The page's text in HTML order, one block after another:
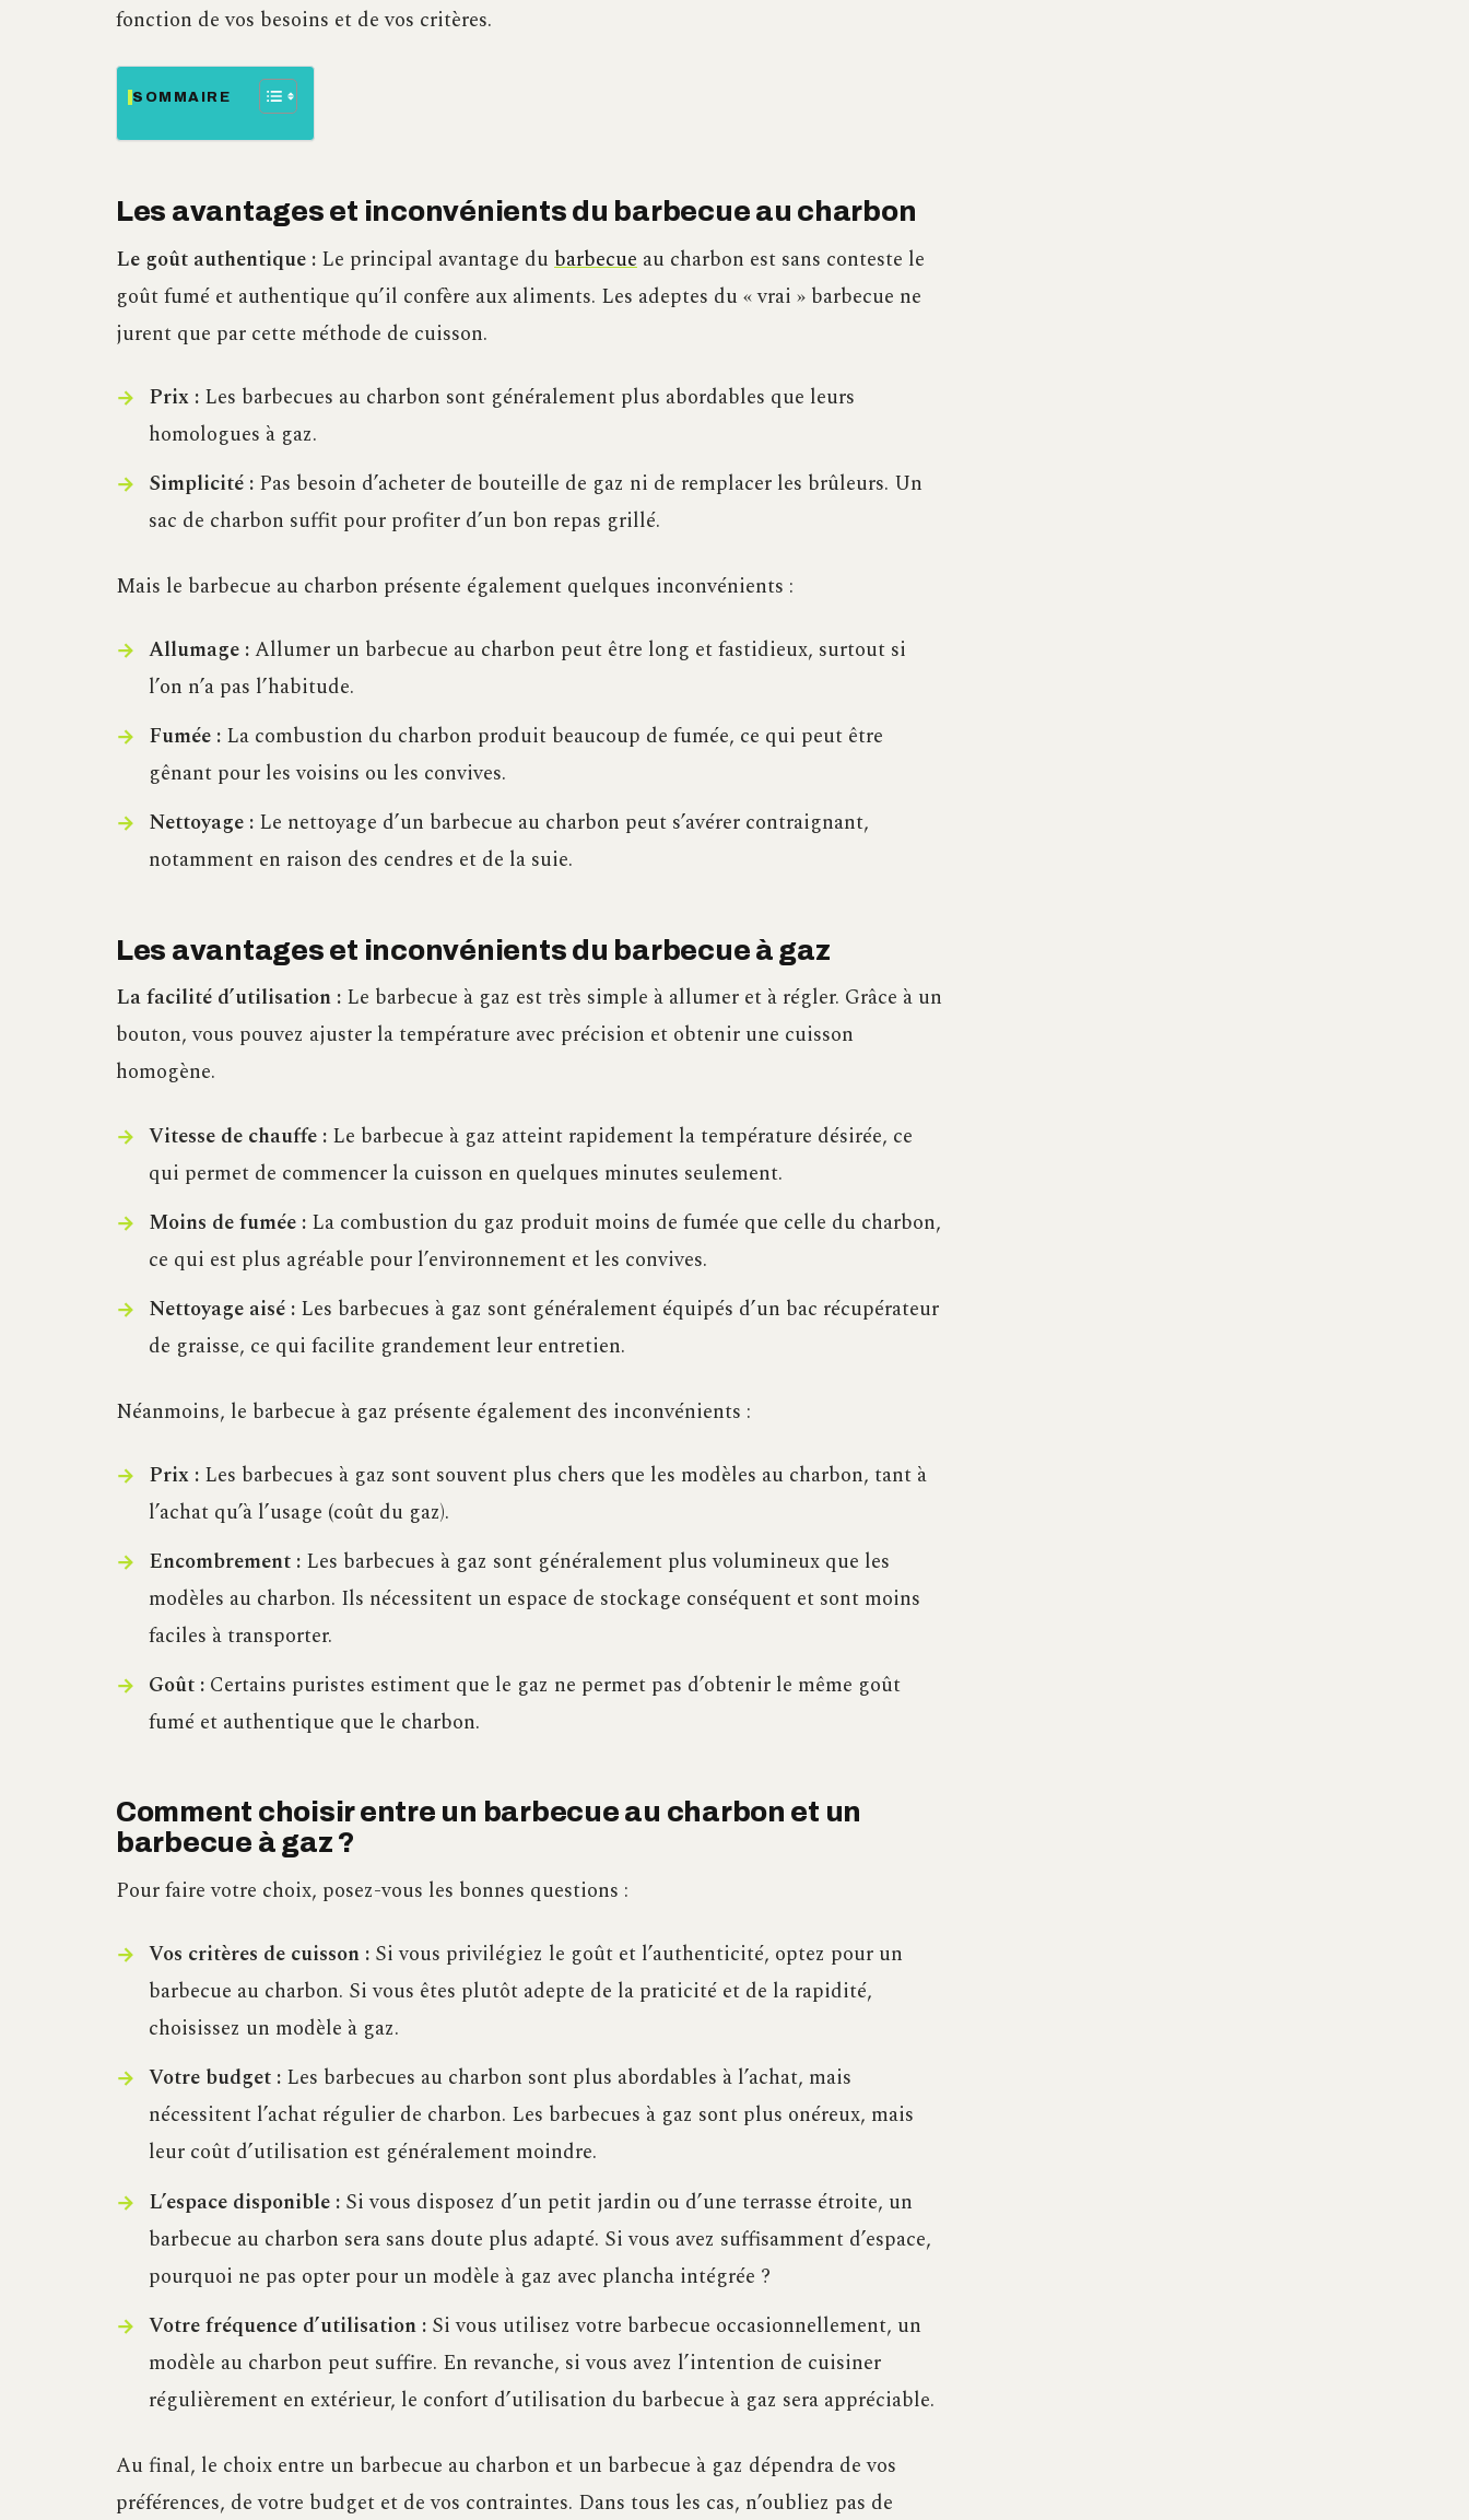
fonction de vos besoins et de vos critères.
SOMMAIRE
Les avantages et inconvénients du barbecue au charbon
Le goût authentique : Le principal avantage du barbecue au charbon est sans conteste le
goût fumé et authentique qu’il confère aux aliments. Les adeptes du « vrai » barbecue ne
jurent que par cette méthode de cuisson.
Prix :Les barbecues au charbon sont généralement plus abordables que leurs
homologues à gaz.
Simplicité :Pas besoin d’acheter de bouteille de gaz ni de remplacer les brûleurs. Un
sac de charbon suffit pour profiter d’un bon repas grillé.
Mais le barbecue au charbon présente également quelques inconvénients :
Allumage :Allumer un barbecue au charbon peut être long et fastidieux, surtout si
l’on n’a pas l’habitude.
Fumée :La combustion du charbon produit beaucoup de fumée, ce qui peut être
gênant pour les voisins ou les convives.
Nettoyage :Le nettoyage d’un barbecue au charbon peut s’avérer contraignant,
notamment en raison des cendres et de la suie.
Les avantages et inconvénients du barbecue à gaz
La facilité d’utilisation : Le barbecue à gaz est très simple à allumer et à régler. Grâce à un
bouton, vous pouvez ajuster la température avec précision et obtenir une cuisson
homogène.
Vitesse de chauffe :Le barbecue à gaz atteint rapidement la température désirée, ce
qui permet de commencer la cuisson en quelques minutes seulement.
Moins de fumée :La combustion du gaz produit moins de fumée que celle du charbon,
ce qui est plus agréable pour l’environnement et les convives.
Nettoyage aisé :Les barbecues à gaz sont généralement équipés d’un bac récupérateur
de graisse, ce qui facilite grandement leur entretien.
Néanmoins, le barbecue à gaz présente également des inconvénients :
Prix :Les barbecues à gaz sont souvent plus chers que les modèles au charbon, tant à
l’achat qu’à l’usage (coût du gaz).
Encombrement :Les barbecues à gaz sont généralement plus volumineux que les
modèles au charbon. Ils nécessitent un espace de stockage conséquent et sont moins
faciles à transporter.
Goût :Certains puristes estiment que le gaz ne permet pas d’obtenir le même goût
fumé et authentique que le charbon.
Comment choisir entre un barbecue au charbon et un
barbecue à gaz ?
Pour faire votre choix, posez-vous les bonnes questions :
Vos critères de cuisson :Si vous privilégiez le goût et l’authenticité, optez pour un
barbecue au charbon. Si vous êtes plutôt adepte de la praticité et de la rapidité,
choisissez un modèle à gaz.
Votre budget :Les barbecues au charbon sont plus abordables à l’achat, mais
nécessitent l’achat régulier de charbon. Les barbecues à gaz sont plus onéreux, mais
leur coût d’utilisation est généralement moindre.
L’espace disponible :Si vous disposez d’un petit jardin ou d’une terrasse étroite, un
barbecue au charbon sera sans doute plus adapté. Si vous avez suffisamment d’espace,
pourquoi ne pas opter pour un modèle à gaz avec plancha intégrée ?
Votre fréquence d’utilisation :Si vous utilisez votre barbecue occasionnellement, un
modèle au charbon peut suffire. En revanche, si vous avez l’intention de cuisiner
régulièrement en extérieur, le confort d’utilisation du barbecue à gaz sera appréciable.
Au final, le choix entre un barbecue au charbon et un barbecue à gaz dépendra de vos
préférences, de votre budget et de vos contraintes. Dans tous les cas, n’oubliez pas de